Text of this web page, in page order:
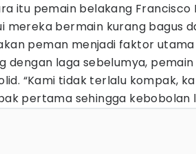
itu pemain belakang Francisco
mereka bermain kurang bagus
peman menjadi faktor
dengan laga sebelumya,
“Kami tidak terlalu kompak,
pertama sehingga kebobolan